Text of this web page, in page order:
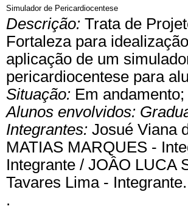
Simulador de Pericardiocentese
Descrição: Trata de
Fortaleza para
aplicação de um
pericardiocentese para
Situação: Em andamento;
Alunos envolvidos:
Integrantes: Josué Viana
MATIAS MARQUES -
Integrante / JOÂO LUCA
Tavares Lima - Integrante.
.